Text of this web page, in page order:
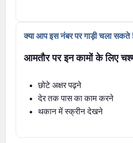
क्या आप इस नंबर पर गाड़ी चला सकते
आमतौर पर इन कामों के लिए
छोटे अक्षर पढ़ने
देर तक पास का काम करने
थकान में स्क्रीन देखने